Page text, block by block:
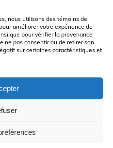
nous utilisons des témoins de
améliorer votre expérience de
que pour vérifier la provenance
ne pas consentir ou de retirer son
sur certaines caractéristiques et
PARENTS
À L’ÉLÈVE
artificielles contrôlées et